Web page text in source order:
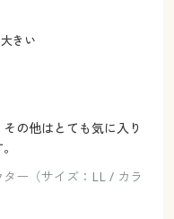
大きい
の他はとても気に入り
ー（サイズ：LL / カラ